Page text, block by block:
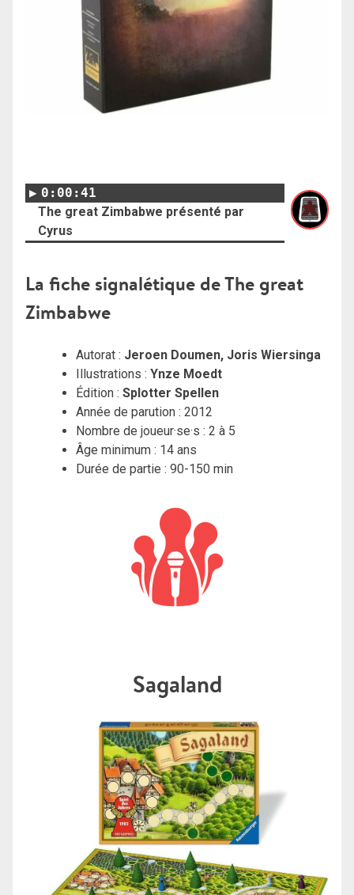
0:00:41
The great Zimbabwe présenté par
Cyrus
La fiche signalétique de The great
Zimbabwe
Autorat : Jeroen Doumen, Joris Wiersinga
Illustrations : Ynze Moedt
Édition : Splotter Spellen
Année de parution : 2012
Nombre de joueur·se·s : 2 à 5
Âge minimum : 14 ans
Durée de partie : 90-150 min
Sagaland